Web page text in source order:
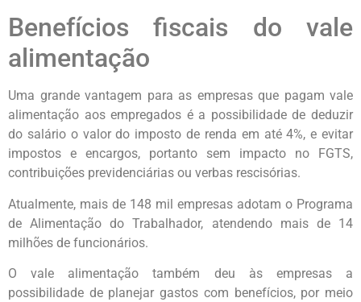
Benefícios fiscais do vale
alimentação
Uma grande vantagem para as empresas que pagam vale
alimentação aos empregados é a possibilidade de deduzir
do salário o valor do imposto de renda em até 4%, e evitar
impostos e encargos, portanto sem impacto no FGTS,
contribuições previdenciárias ou verbas rescisórias.
Atualmente, mais de 148 mil empresas adotam o Programa
de Alimentação do Trabalhador, atendendo mais de 14
milhões de funcionários.
O vale alimentação também deu às empresas a
possibilidade de planejar gastos com benefícios, por meio